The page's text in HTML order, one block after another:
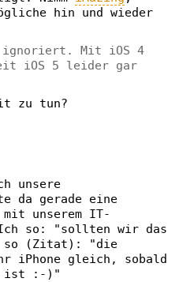
hin und wieder
ignoriert. Mit iOS 4
iOS 5 leider gar
zu tun?
unsere
da gerade eine
unserem IT-
Ich so: "sollten wir das
so (Zitat): "die
iPhone gleich, sobald
ist :-)"